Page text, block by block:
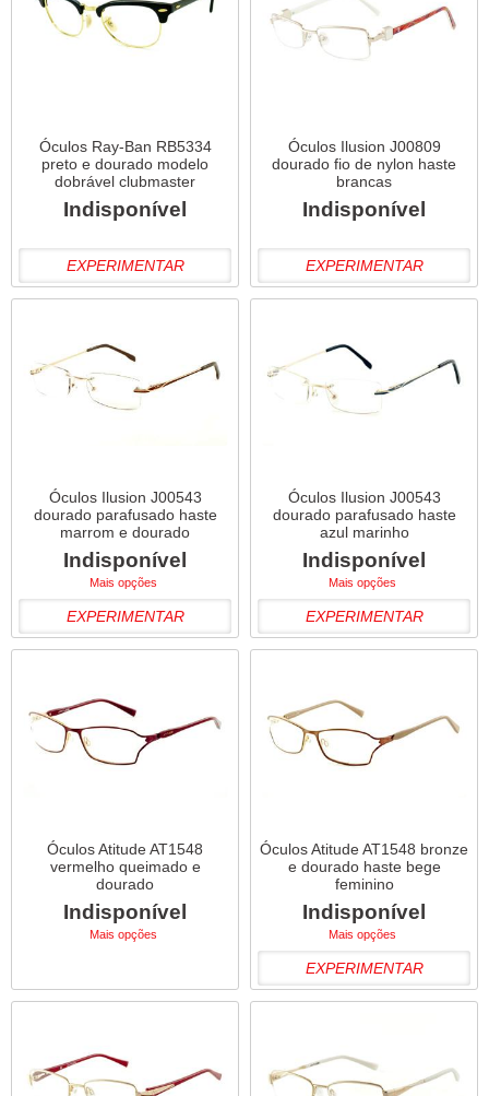
Óculos Ray-Ban RB5334
preto e dourado modelo
dobrável clubmaster
Indisponível
EXPERIMENTAR
Óculos Ilusion J00809
dourado fio de nylon haste
brancas
Indisponível
EXPERIMENTAR
Óculos Ilusion J00543
dourado parafusado haste
marrom e dourado
Indisponível
Mais opções
EXPERIMENTAR
Óculos Ilusion J00543
dourado parafusado haste
azul marinho
Indisponível
Mais opções
EXPERIMENTAR
Óculos Atitude AT1548
vermelho queimado e
dourado
Indisponível
Mais opções
Óculos Atitude AT1548 bronze
e dourado haste bege
feminino
Indisponível
Mais opções
EXPERIMENTAR